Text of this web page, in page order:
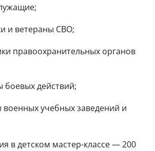
и ветераны СВО;
правоохранительных органов
боевых действий;
военных учебных заведений и
в детском мастер-классе — 200